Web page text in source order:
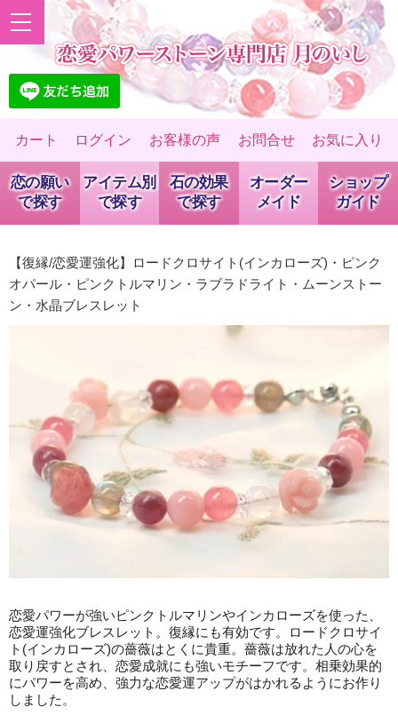
カート ログイン お客様の声 お問合せ お気に入り
恋の願い
で探す
アイテム別
で探す
石の効果
で探す
オーダー
メイド
ショップ
ガイド
【復縁/恋愛運強化】ロードクロサイト(インカローズ)・ピンク
オパール・ピンクトルマリン・ラブラドライト・ムーンストー
ン・水晶ブレスレット
恋愛パワーが強いピンクトルマリンやインカローズを使った、
恋愛運強化ブレスレット。復縁にも有効です。ロードクロサイ
ト(インカローズ)の薔薇はとくに貴重。薔薇は放れた人の心を
取り戻すとされ、恋愛成就にも強いモチーフです。相乗効果的
にパワーを高め、強力な恋愛運アップがはかれるようにお作り
しました。